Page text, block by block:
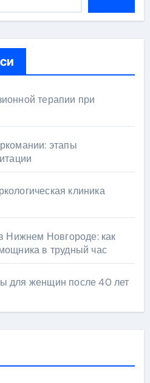
терапии при
этапы
клиника
Нижнем Новгороде: как
в трудный час
для женщин после 40 лет